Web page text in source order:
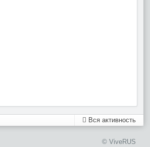
Вся активность
© ViveRUS